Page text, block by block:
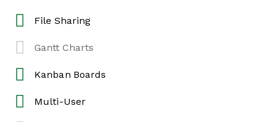
File Sharing
Gantt Charts
Kanban Boards
Multi-User